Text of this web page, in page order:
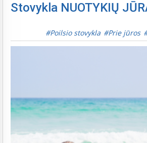
Stovykla NUOTYKIŲ
Poilsio stovykla Prie jūros